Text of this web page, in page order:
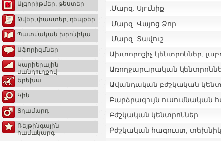
Ալգորիթմեր, թեստեր
Թվեր, փաստեր, դեպքեր
Պատմական խրոնիկա
Աֆորիզմներ
Կարիերային
սանդուղքով
Երեխա
Կին
Տղամարդ
Ռեյթինգային
համակարգ
.Մարզ. Սյունիք
.Մարզ. Վայոց Ձոր
.Մարզ. Տավուշ
Ախտորոշիչ կենտրոններ,
Առողջարարական
Ավանդական բժշկական
Բարձրագույն ուսումնական
Բժշկական կենտրոններ
Բժշկական հագուստ,